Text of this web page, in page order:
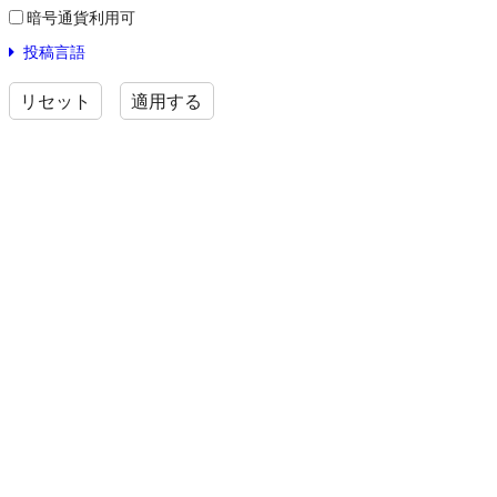
暗号通貨利用可
投稿言語
リセット 適用する